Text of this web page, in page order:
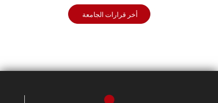
أخر قرارات الجامعة